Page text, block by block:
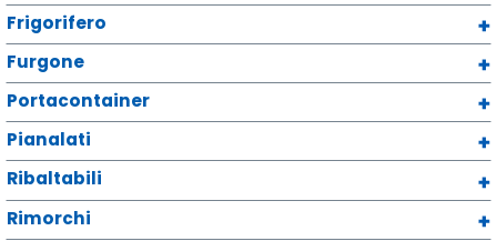
Frigorifero
Furgone
Portacontainer
Pianalati
Ribaltabili
Rimorchi